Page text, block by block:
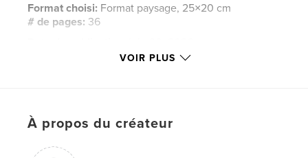
Format choisi: Format paysage, 25×20 cm
# de pages: 36
VOIR PLUS
À propos du créateur